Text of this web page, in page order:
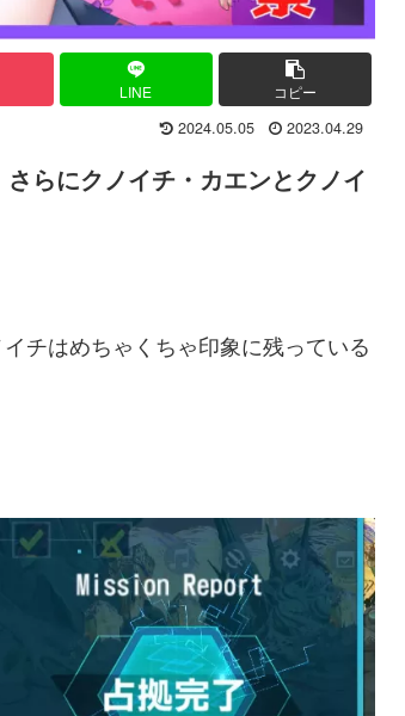
LINE コピー
2024.05.05 2023.04.29
らにクノイチ・カエンとクノイ
チはめちゃくちゃ印象に残っている